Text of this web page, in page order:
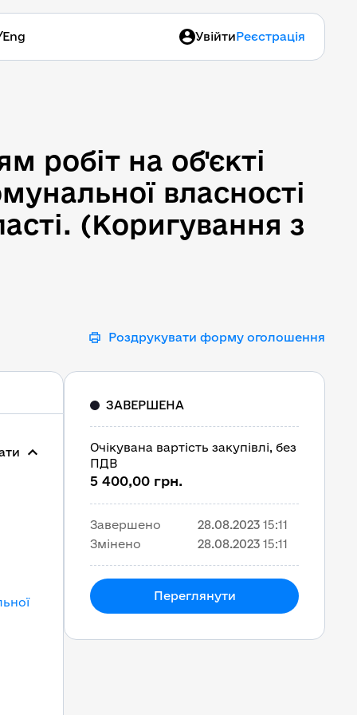
Eng УвійтиРеєстрація
робіт на об'єкті
власності
(Коригування з
Роздрукувати форму оголошення
ЗАВЕРШЕНА
Очікувана вартість закупівлі, без
ПДВ
5 400,00 грн.
Завершено 28.08.2023 15:11
Змінено
28.08.2023 15:11
Переглянути